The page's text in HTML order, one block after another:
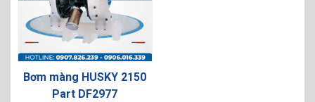
Bơm màng HUSKY 2150
Part DF2977